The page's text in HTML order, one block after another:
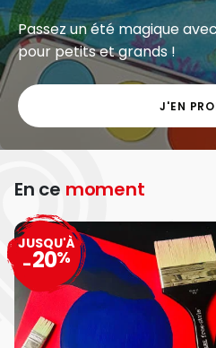
Passez un été magique
pour petits et grands !
J'EN
En ce moment
JUSQU'À
-20%